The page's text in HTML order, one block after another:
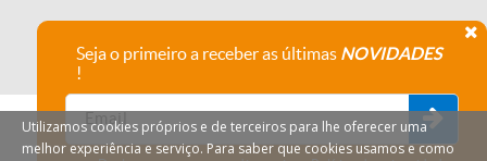
Seja o primeiro a receber as últimas NOVIDADES
!
Utilizamos cookies próprios e de terceiros para lhe oferecer uma
melhor experiência e serviço. Para saber que cookies usamos e como